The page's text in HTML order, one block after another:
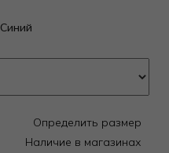
Синий
Определить размер
Наличие в магазинах